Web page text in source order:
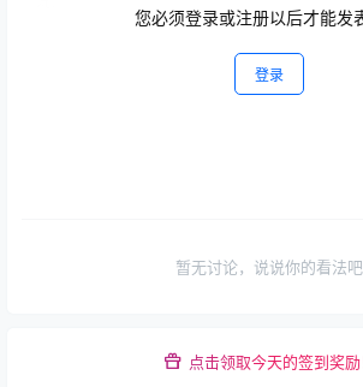
您必须登录或注册以后才能发
登录
暂无讨论，说说你的看法吧
点击领取今天的签到奖励